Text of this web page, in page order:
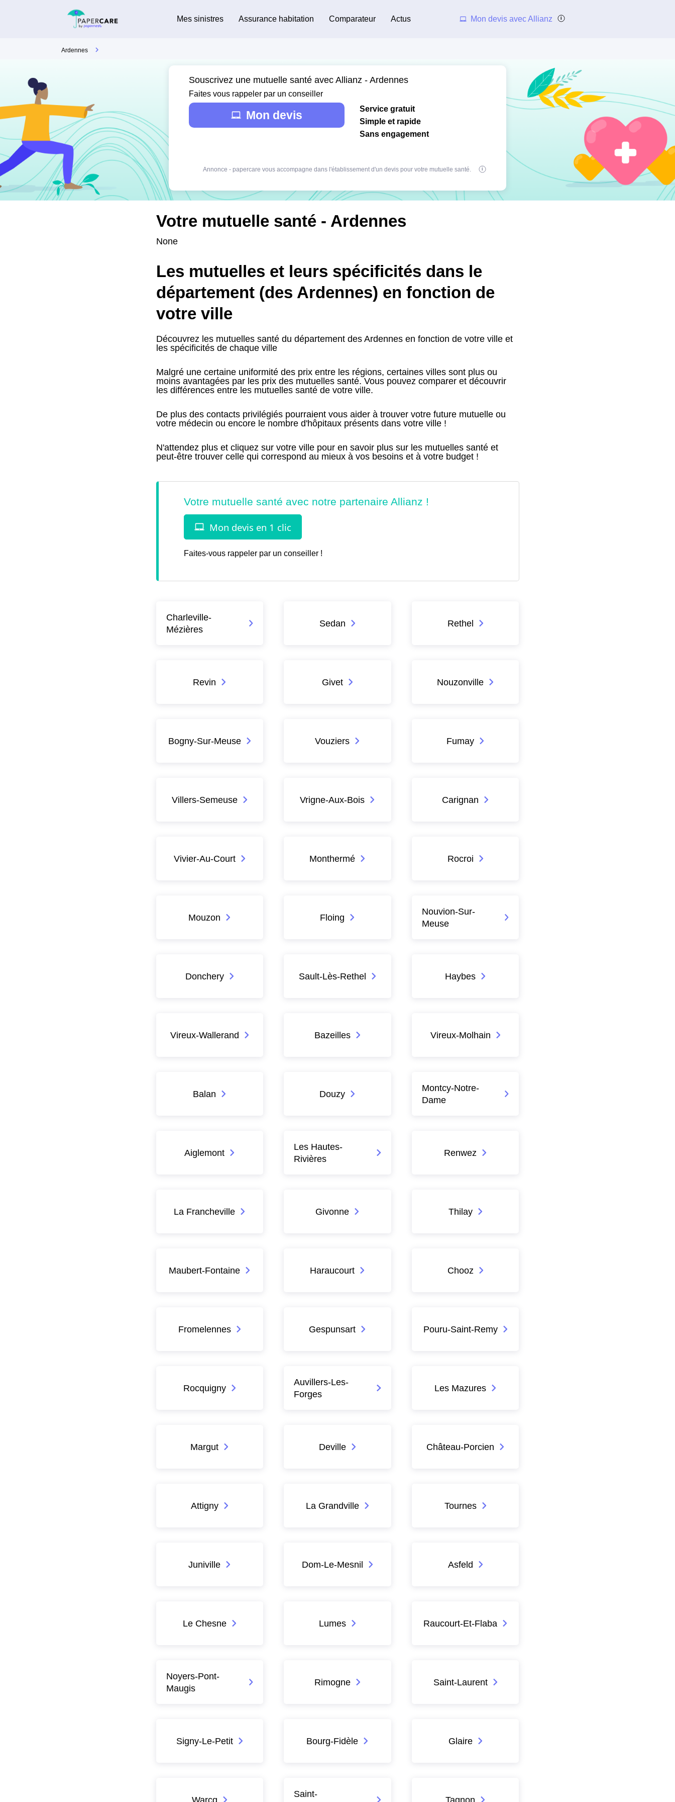
Mes sinistres Assurance habitation Comparateur Actus Mon devis avec Allianz
Ardennes
Souscrivez une mutuelle santé avec Allianz - Ardennes
Faites vous rappeler par un conseiller
Mon devis
Service gratuit
Simple et rapide
Sans engagement
Annonce - papercare vous accompagne dans l'établissement d'un devis pour votre mutuelle santé.
Votre mutuelle santé - Ardennes
None
Les mutuelles et leurs spécificités dans le
département (des Ardennes) en fonction de
votre ville
Découvrez les mutuelles santé du département des Ardennes en fonction de votre ville et
les spécificités de chaque ville
Malgré une certaine uniformité des prix entre les régions, certaines villes sont plus ou
moins avantagées par les prix des mutuelles santé. Vous pouvez comparer et découvrir
les différences entre les mutuelles santé de votre ville.
De plus des contacts privilégiés pourraient vous aider à trouver votre future mutuelle ou
votre médecin ou encore le nombre d'hôpitaux présents dans votre ville !
N'attendez plus et cliquez sur votre ville pour en savoir plus sur les mutuelles santé et
peut-être trouver celle qui correspond au mieux à vos besoins et à votre budget !
Faites-vous rappeler par un conseiller !
Charleville-
Mézières
Sedan Rethel
Revin Givet Nouzonville
Bogny-Sur-Meuse Vouziers Fumay
Villers-Semeuse Vrigne-Aux-Bois Carignan
Vivier-Au-Court Monthermé Rocroi
Mouzon Floing
Nouvion-Sur-
Meuse
Donchery Sault-Lès-Rethel Haybes
Vireux-Wallerand Bazeilles Vireux-Molhain
Balan Douzy
Montcy-Notre-
Dame
Aiglemont
Les Hautes-
Rivières
Renwez
La Francheville Givonne Thilay
Maubert-Fontaine Haraucourt Chooz
Fromelennes Gespunsart Pouru-Saint-Remy
Rocquigny
Auvillers-Les-
Forges
Les Mazures
Margut Deville Château-Porcien
Attigny La Grandville Tournes
Juniville Dom-Le-Mesnil Asfeld
Le Chesne Lumes Raucourt-Et-Flaba
Noyers-Pont-
Maugis
Rimogne Saint-Laurent
Signy-Le-Petit Bourg-Fidèle Glaire
Warcq
Saint-
Tagnon